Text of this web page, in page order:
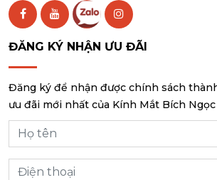
ĐĂNG KÝ NHẬN ƯU ĐÃI
Đăng ký để nhận được chính sách
ưu đãi mới nhất của Kính Mắt Bích Ngọc